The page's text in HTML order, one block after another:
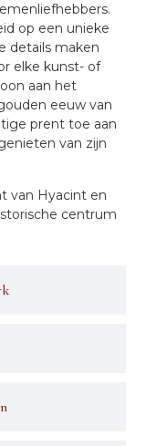
op een unieke
details maken
elke kunst- of
aan het
eeuw van
prent toe aan
van zijn
van Hyacint en
centrum